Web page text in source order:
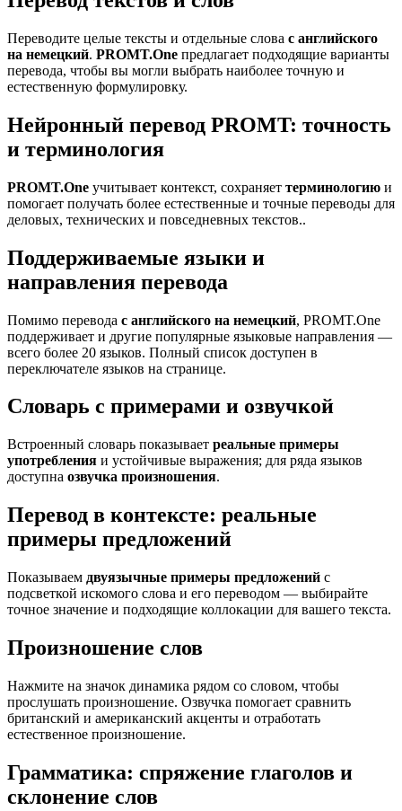
Переводите целые тексты и отдельные слова с английского
на немецкий. PROMT.One предлагает подходящие варианты
перевода, чтобы вы могли выбрать наиболее точную и
естественную формулировку.
Нейронный перевод PROMT: точность
и терминология
PROMT.One учитывает контекст, сохраняет терминологию и
помогает получать более естественные и точные переводы для
деловых, технических и повседневных текстов..
Поддерживаемые языки и
направления перевода
Помимо перевода с английского на немецкий, PROMT.One
поддерживает и другие популярные языковые направления —
всего более 20 языков. Полный список доступен в
переключателе языков на странице.
Словарь с примерами и озвучкой
Встроенный словарь показывает реальные примеры
употребления и устойчивые выражения; для ряда языков
доступна озвучка произношения.
Перевод в контексте: реальные
примеры предложений
Показываем двуязычные примеры предложений с
подсветкой искомого слова и его переводом — выбирайте
точное значение и подходящие коллокации для вашего текста.
Произношение слов
Нажмите на значок динамика рядом со словом, чтобы
прослушать произношение. Озвучка помогает сравнить
британский и американский акценты и отработать
естественное произношение.
Грамматика: спряжение глаголов и
склонение слов